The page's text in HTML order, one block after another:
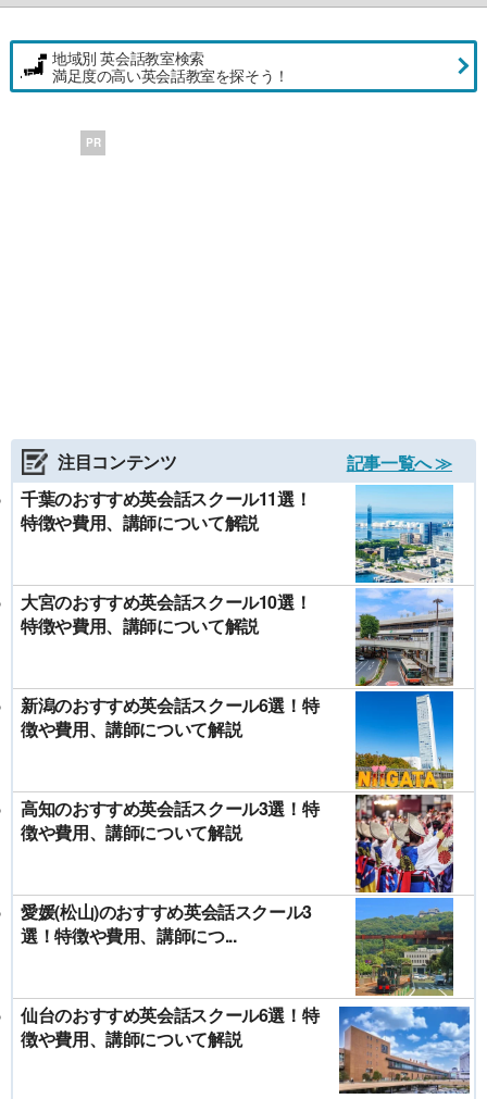
地域別 英会話教室検索
満足度の高い英会話教室を探そう！
PR
注目コンテンツ
記事一覧へ ≫
千葉のおすすめ英会話スクール11選！
特徴や費用、講師について解説
大宮のおすすめ英会話スクール10選！
特徴や費用、講師について解説
新潟のおすすめ英会話スクール6選！特
徴や費用、講師について解説
高知のおすすめ英会話スクール3選！特
徴や費用、講師について解説
愛媛(松山)のおすすめ英会話スクール3
選！特徴や費用、講師につ...
仙台のおすすめ英会話スクール6選！特
徴や費用、講師について解説